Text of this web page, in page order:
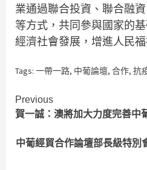
業通過聯合投資、聯合融
等方式，共同參與國家的
經濟社會發展，增進人民福
Tags: 一帶一路, 中葡論壇, 合作, 抗
Continue
Reading
Previous
賀一誠：澳將加大力度完善中
中葡經貿合作論壇部長級特別